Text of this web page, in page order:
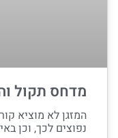
מדחס תקול
המזגן לא מוציא
נפוצים לכך, וכן